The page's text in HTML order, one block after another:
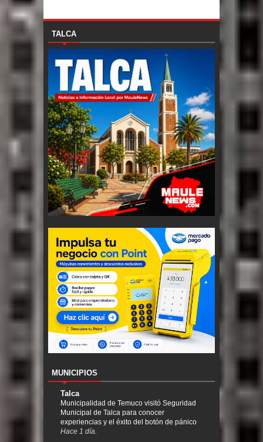
TALCA
MUNICIPIOS
Talca
Municipalidad de Temuco visitó Seguridad
Municipal de Talca para conocer
experiencias y el éxito del botón de pánico
Hace 1 día.